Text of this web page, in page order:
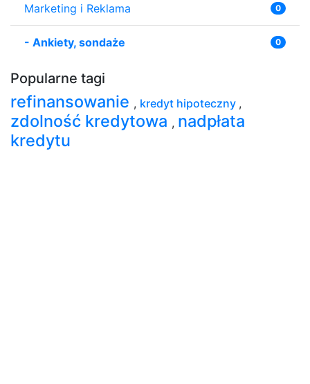
Marketing i Reklama 0
- Ankiety, sondaże 0
Popularne tagi
refinansowanie , kredyt hipoteczny ,
zdolność kredytowa , nadpłata
kredytu